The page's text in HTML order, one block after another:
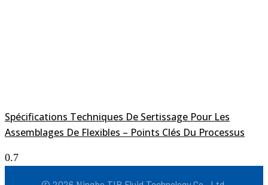
Spécifications Techniques De Sertissage Pour Les
Assemblages De Flexibles – Points Clés Du Processus